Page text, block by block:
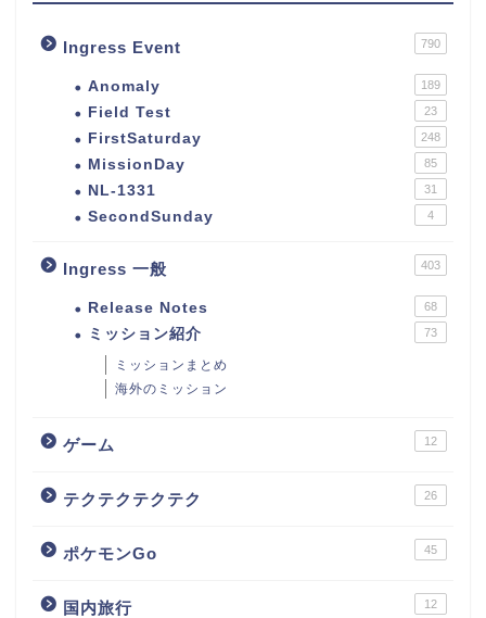
Ingress Event 790
Anomaly 189
Field Test 23
FirstSaturday 248
MissionDay 85
NL-1331 31
SecondSunday 4
Ingress 一般 403
Release Notes 68
ミッション紹介 73
ミッションまとめ
海外のミッション
ゲーム 12
テクテクテクテク 26
ポケモンGo 45
国内旅行 12